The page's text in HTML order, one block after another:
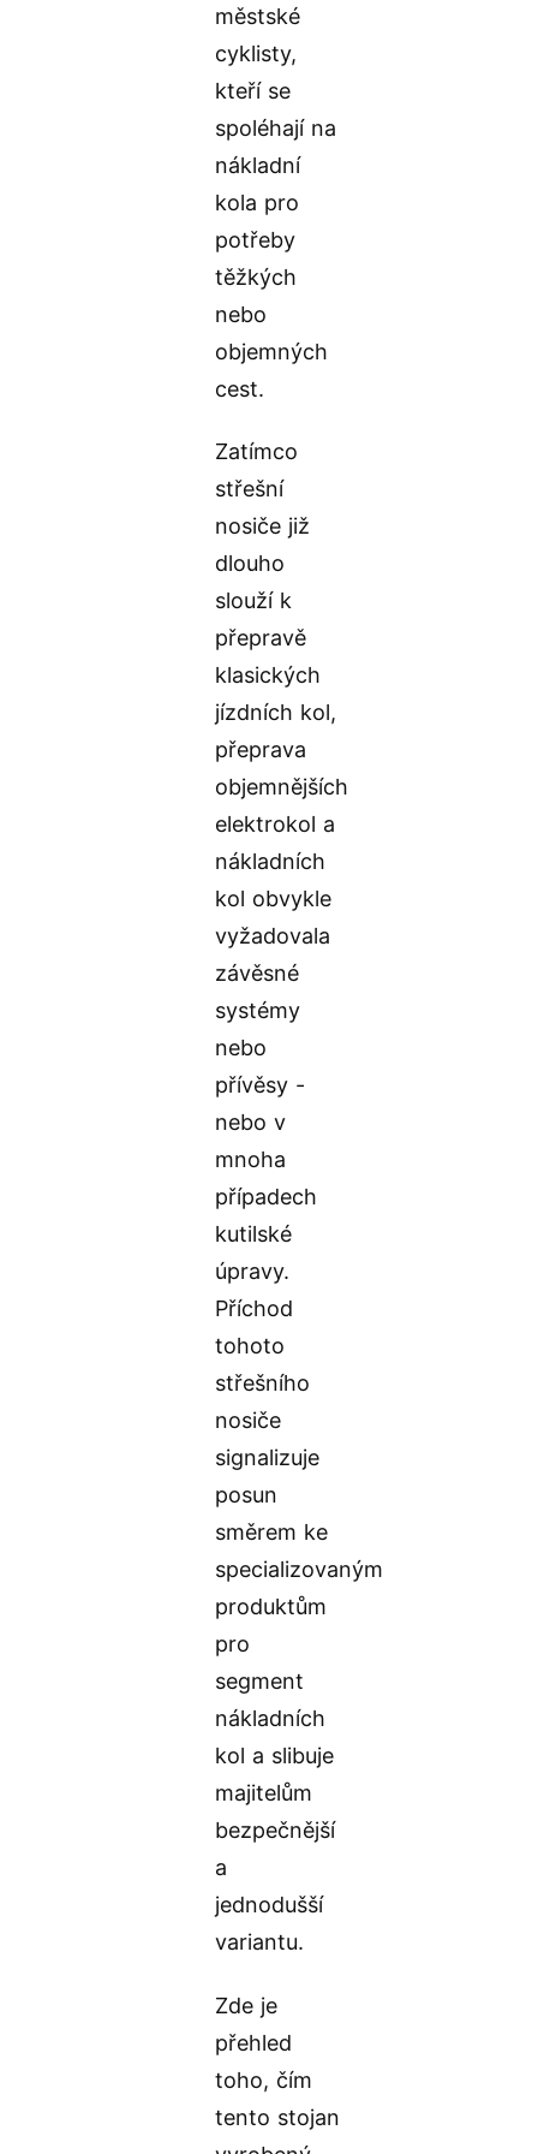
městské
cyklisty,
kteří se
spoléhají na
nákladní
kola pro
potřeby
těžkých
nebo
objemných
cest.
Zatímco
střešní
nosiče již
dlouho
slouží k
přepravě
klasických
jízdních kol,
přeprava
objemnějších
elektrokol a
nákladních
kol obvykle
vyžadovala
závěsné
systémy
nebo
přívěsy -
nebo v
mnoha
případech
kutilské
úpravy.
Příchod
tohoto
střešního
nosiče
signalizuje
posun
směrem ke
specializovaným
produktům
pro
segment
nákladních
kol a slibuje
majitelům
bezpečnější
a
jednodušší
variantu.
Zde je
přehled
toho, čím
tento stojan